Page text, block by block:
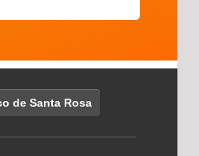
de Santa Rosa